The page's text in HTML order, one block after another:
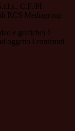
C.F./PI
RCS Mediagroup
e grafiche) è
oggetto i contenuti